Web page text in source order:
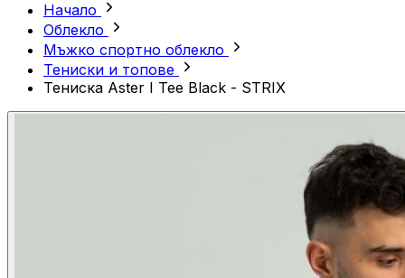
Начало
Облекло
Мъжко спортно облекло
Тениски и топове
Тениска Aster I Tee Black - STRIX